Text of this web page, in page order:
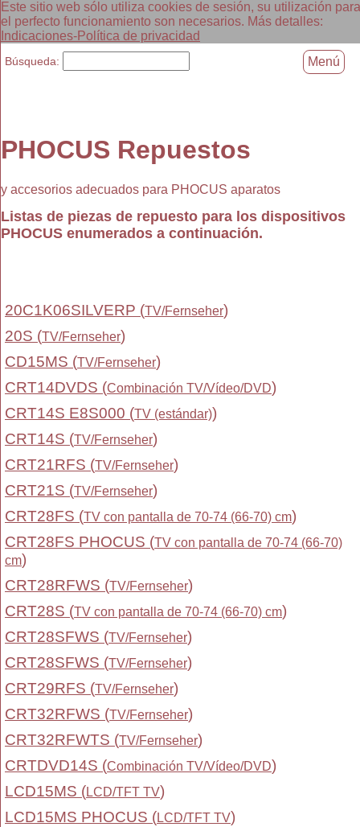
Este sitio web sólo utiliza cookies de sesión, su utilización para
el perfecto funcionamiento son necesarios. Más detalles:
Indicaciones-Política de privacidad
PHOCUS Repuestos
y accesorios adecuados para PHOCUS aparatos
Listas de piezas de repuesto para los dispositivos
PHOCUS enumerados a continuación.
20C1K06SILVERP (TV/Fernseher)
20S (TV/Fernseher)
CD15MS (TV/Fernseher)
CRT14DVDS (Combinación TV/Vídeo/DVD)
CRT14S E8S000 (TV (estándar))
CRT14S (TV/Fernseher)
CRT21RFS (TV/Fernseher)
CRT21S (TV/Fernseher)
CRT28FS (TV con pantalla de 70-74 (66-70) cm)
CRT28FS PHOCUS (TV con pantalla de 70-74 (66-70)
cm)
CRT28RFWS (TV/Fernseher)
CRT28S (TV con pantalla de 70-74 (66-70) cm)
CRT28SFWS (TV/Fernseher)
CRT28SFWS (TV/Fernseher)
CRT29RFS (TV/Fernseher)
CRT32RFWS (TV/Fernseher)
CRT32RFWTS (TV/Fernseher)
CRTDVD14S (Combinación TV/Vídeo/DVD)
LCD15MS (LCD/TFT TV)
LCD15MS PHOCUS (LCD/TFT TV)
Búsqueda: Menú